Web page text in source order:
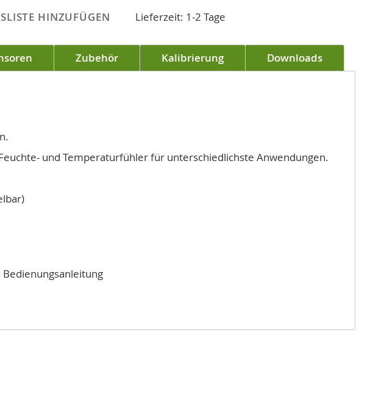
HINZUFÜGEN Lieferzeit: 1-2 Tage
Zubehör Kalibrierung Downloads
und Temperaturfühler für unterschiedlichste Anwendungen.